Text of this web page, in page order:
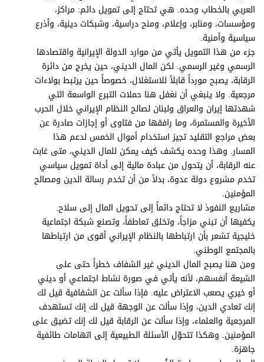
العربي بالخطاب وحده. هي تحتاج إلى تمويل دائم: مراكز،
ومؤسسات، ومنابر، وإعلام، ومنح دراسية، وشبكات دينية، وأذرع
سياسية وأمنية.
جزء من هذا التمويل يأتي من موارد الدولة الإيرانية واقتصادها
الرسمي وغير الرسمي. لكن المال الديني، حين يخرج من دائرة
الرقابة، يصبح مورداً قابلاً للاستغلال، خصوصاً حين يرتبط بولاءات
مرجعية. ولا ينبغي أن نغفل هنا حملات التبرع الواسعة التي
شهدتها إيران والعراق ولبنان لصالح النظام الإيراني خلال الحرب
الأخيرة والمستمرة، وما رافقها من فتاوى أو إجازات صادرة عن
بعض مراجع التقليد تجيز استخدام أموال الخمس لدعم هذا
المسار. وهذا وحده يكشف كيف يمكن للمال الديني، متى غابت
عنه الرقابة، أن يتحول من عبادة مالية إلى أداة تمويل سياسي
تخدم مشروع دولة عدوة، بدلاً من أن تخدم رسالة الدين ومصالح
المؤمنين.
مشاريع النفوذ لا تحتاج دائماً إلى تحويل المال إلى سلاح.
يكفيها أن تبني مزاجاً، وتخلق تعاطفاً، وتصنع شبكة اجتماعية
خليجية تشعر بأن ارتباطها بالنظام الإيراني أقوى من ارتباطها
بالمجتمع الوطني.
ومن هنا يصبح المال الديني غير الشفاف خطراً حتى على
الشيعة أنفسهم، لأنه يأتي في صورة نشاط اجتماعي أو ديني
أو خيري يصعب الاعتراض عليه. فإذا سألت عن الشفافية قيل لك
إنك تعادي الدين، وإذا سألت عن الوجهة قيل لك إنك تستهدف
المرجعية والعلماء، وإذا سألت عن الرقابة قيل لك إنك تضيق على
المؤمنين. وهكذا تتحوّل الأسئلة الطبيعية إلى اتهامات طائفية
جاهزة.